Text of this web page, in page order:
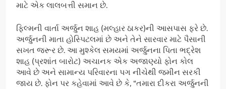
માટે એક લાલબત્તી સમાન છે.
ફિલ્મની વાર્તા અર્જુન શાહ (મલ્હાર ઠાકર)ની આસપાસ ફરે છે.
અર્જુનની માતા હોસ્પિટલમાં છે અને તેને સારવાર માટે પૈસાની
સખત જરૂર છે. આ મુશ્કેલ સમયમાં અર્જુનના પિતા ભદ્રેશ
શાહ (પ્રશાંત બારોટ) અચાનક એક અજાણ્યો ફોન કોલ
આવે છે અને સામાન્ય પરિવારના પગ નીચેથી જમીન સરકી
જાય છે. ફોન પર કહેવામાં આવે છે કે, “તમારા દીકરા અર્જુનની